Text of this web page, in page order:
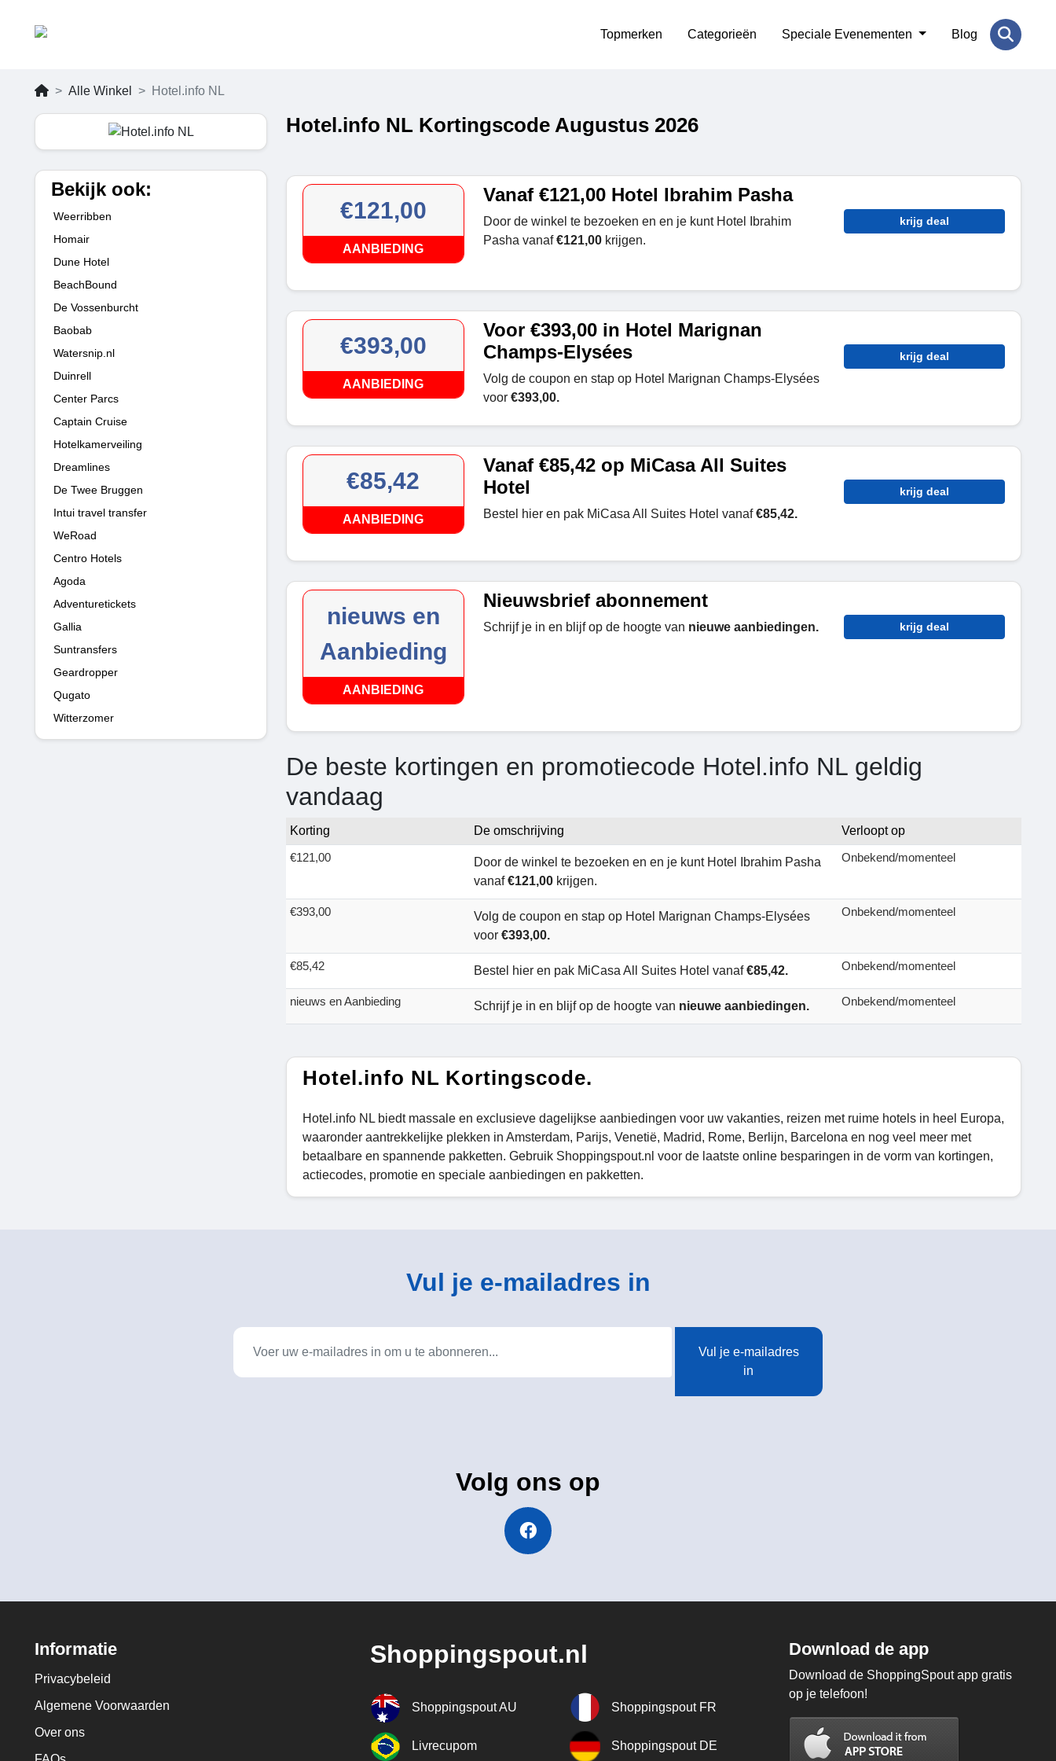
Topmerken Categorieën Speciale Evenementen Blog
Alle Winkel Hotel.info NL
Bekijk ook:
Weerribben
Homair
Dune Hotel
BeachBound
De Vossenburcht
Baobab
Watersnip.nl
Duinrell
Center Parcs
Captain Cruise
Hotelkamerveiling
Dreamlines
De Twee Bruggen
Intui travel transfer
WeRoad
Centro Hotels
Agoda
Adventuretickets
Gallia
Suntransfers
Geardropper
Qugato
Witterzomer
Hotel.info NL Kortingscode Augustus 2026
€121,00
AANBIEDING
Vanaf €121,00 Hotel Ibrahim Pasha
Door de winkel te bezoeken en en je kunt Hotel Ibrahim
Pasha vanaf€121,00krijgen.
krijg deal
€393,00
AANBIEDING
Voor €393,00 in Hotel Marignan
Champs-Elysées
Volg de coupon en stap op Hotel Marignan Champs-Elysées
voor €393,00.
krijg deal
€85,42
AANBIEDING
Vanaf €85,42 op MiCasa All Suites
Hotel
Bestel hier en pak MiCasa All Suites Hotel vanaf€85,42.
krijg deal
nieuws en
Aanbieding
AANBIEDING
Nieuwsbrief abonnement
Schrijf je in en blijf op de hoogte van nieuwe aanbiedingen. krijg deal
De beste kortingen en promotiecode Hotel.info NL geldig
vandaag
Korting De omschrijving
Verloopt op
€121,00
Door de winkel te bezoeken en en je kunt Hotel Ibrahim Pasha
vanaf€121,00 krijgen.
Onbekend/momenteel
€393,00
Volg de coupon en stap op Hotel Marignan Champs-Elysées
voor €393,00.
Onbekend/momenteel
€85,42 Bestel hier en pak MiCasa All Suites Hotel vanaf€85,42. Onbekend/momenteel
nieuws en Aanbieding Schrijf je in en blijf op de hoogte van nieuwe aanbiedingen. Onbekend/momenteel
Hotel.info NL Kortingscode.
Hotel.info NL biedt massale en exclusieve dagelijkse aanbiedingen voor uw vakanties, reizen met ruime hotels in heel Europa,
waaronder aantrekkelijke plekken in Amsterdam, Parijs, Venetië, Madrid, Rome, Berlijn, Barcelona en nog veel meer met
betaalbare en spannende pakketten. Gebruik Shoppingspout.nl voor de laatste online besparingen in de vorm van kortingen,
actiecodes, promotie en speciale aanbiedingen en pakketten.
Vul je e-mailadres in
Vul je e-mailadres
in
Volg ons op
Informatie
Privacybeleid
Algemene Voorwaarden
Over ons
Shoppingspout.nl
Shoppingspout AU Shoppingspout FR
Livrecupom Shoppingspout DE
Download de app
Download de ShoppingSpout app gratis
op je telefoon!